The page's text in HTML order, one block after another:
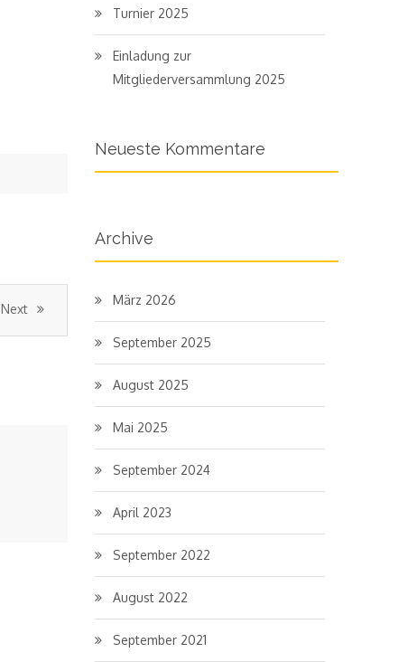
Next
Turnier 2025
Einladung zur
Mitgliederversammlung 2025
Neueste Kommentare
Archive
März 2026
September 2025
August 2025
Mai 2025
September 2024
April 2023
September 2022
August 2022
September 2021